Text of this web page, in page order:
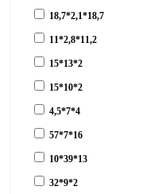
18,7*2,1*18,7
11*2,8*11,2
15*13*2
15*10*2
4,5*7*4
57*7*16
10*39*13
32*9*2